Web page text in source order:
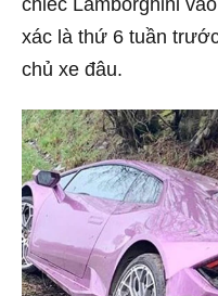
chiếc Lamborghini
xác là thứ 6 tuần
chủ xe đâu.